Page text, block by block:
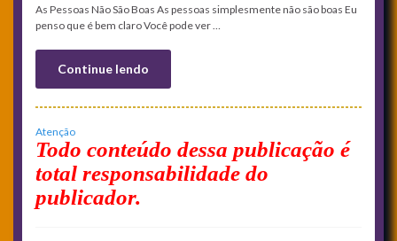
As Pessoas Não São Boas As pessoas simplesmente não são boas Eu
penso que é bem claro Você pode ver …
Continue lendo
Atenção
Todo conteúdo dessa publicação é
total responsabilidade do
publicador.